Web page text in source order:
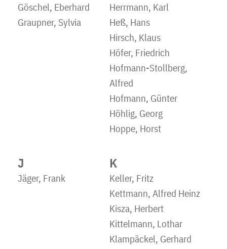
Göschel, Eberhard
Graupner, Sylvia
Herrmann, Karl
Heß, Hans
Hirsch, Klaus
Höfer, Friedrich
Hofmann-Stollberg,
Alfred
Hofmann, Günter
Höhlig, Georg
Hoppe, Horst
J
Jäger, Frank
K
Keller, Fritz
Kettmann, Alfred Heinz
Kisza, Herbert
Kittelmann, Lothar
Klampäckel, Gerhard